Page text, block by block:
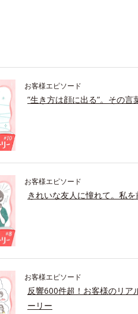
お客様エピソード
”生き方は顔に出る”。その
お客様エピソード
きれいな友人に憧れて。私
お客様エピソード
反響600件超！お客様のリア
ーリー